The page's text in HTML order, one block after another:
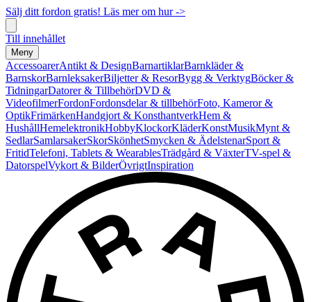
Sälj ditt fordon gratis! Läs mer om hur ->
Till innehållet
Meny
AccessoarerAntikt & DesignBarnartiklarBarnkläder &
BarnskorBarnleksakerBiljetter & ResorBygg & VerktygBöcker &
TidningarDatorer & TillbehörDVD &
VideofilmerFordonFordonsdelar & tillbehörFoto, Kameror &
OptikFrimärkenHandgjort & KonsthantverkHem &
HushållHemelektronikHobbyKlockorKläderKonstMusikMynt &
SedlarSamlarsakerSkorSkönhetSmycken & ÄdelstenarSport &
FritidTelefoni, Tablets & WearablesTrädgård & VäxterTV-spel &
DatorspelVykort & BilderÖvrigtInspiration